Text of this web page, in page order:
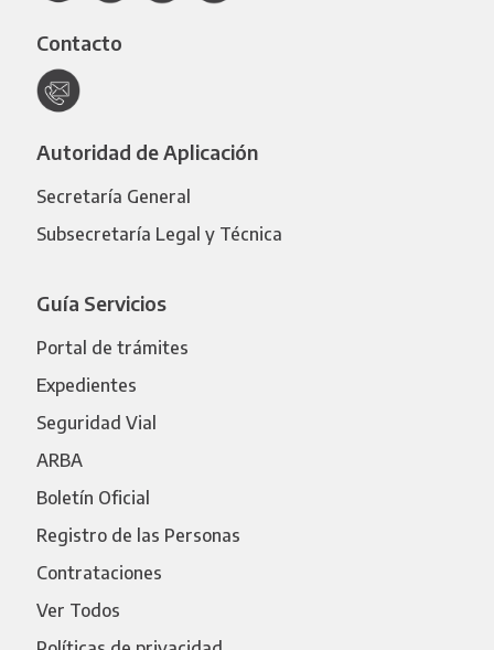
Contacto
Autoridad de Aplicación
Secretaría General
Subsecretaría Legal y Técnica
Guía Servicios
Portal de trámites
Expedientes
Seguridad Vial
ARBA
Boletín Oficial
Registro de las Personas
Contrataciones
Ver Todos